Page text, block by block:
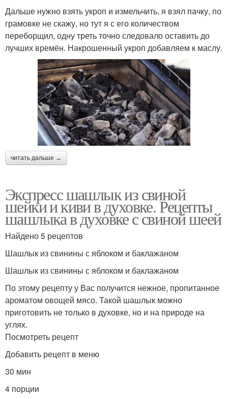
Дальше нужно взять укроп и измельчить, я взял пачку, по
грамовке не скажу, но тут я с его количеством
переборщил, одну треть точно следовало оставить до
лучших времён. Накрошенный укроп добавляем к маслу.
читать дальше →
Экспресс шашлык из свиной
шейки и киви в духовке. Рецепты
шашлыка в духовке с свиной шеей
Найдено 5 рецептов
Шашлык из свинины с яблоком и баклажаном
Шашлык из свинины с яблоком и баклажаном
По этому рецепту у Вас получится нежное, пропитанное
ароматом овощей мясо. Такой шашлык можно
приготовить не только в духовке, но и на природе на
углях.
Посмотреть рецепт
Добавить рецепт в меню
30 мин
4 порции